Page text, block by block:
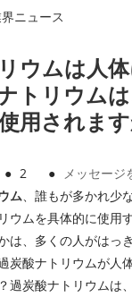
ニュース
ウムは人
トリウム
用されま
● 2 ●
メッセージ
ム 、誰もが多かれ少
ウムを具体的に使用
は、多くの人がはっ
炭酸ナトリウムが人
過炭酸ナトリウムは